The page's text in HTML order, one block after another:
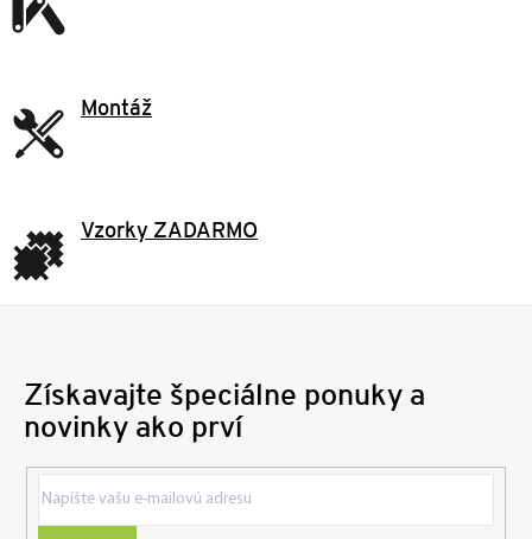
Montáž
Vzorky ZADARMO
Získavajte špeciálne ponuky a
novinky ako prví